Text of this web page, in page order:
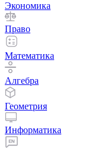
Экономика
Право
Математика
Алгебра
Геометрия
Информатика